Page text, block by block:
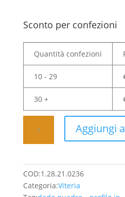
Sconto per confezioni
Quantità confezioni
10 - 29
30 +
culla
molla,
Aggiungi
COD:1.28.21.0236
Categoria:Viteria